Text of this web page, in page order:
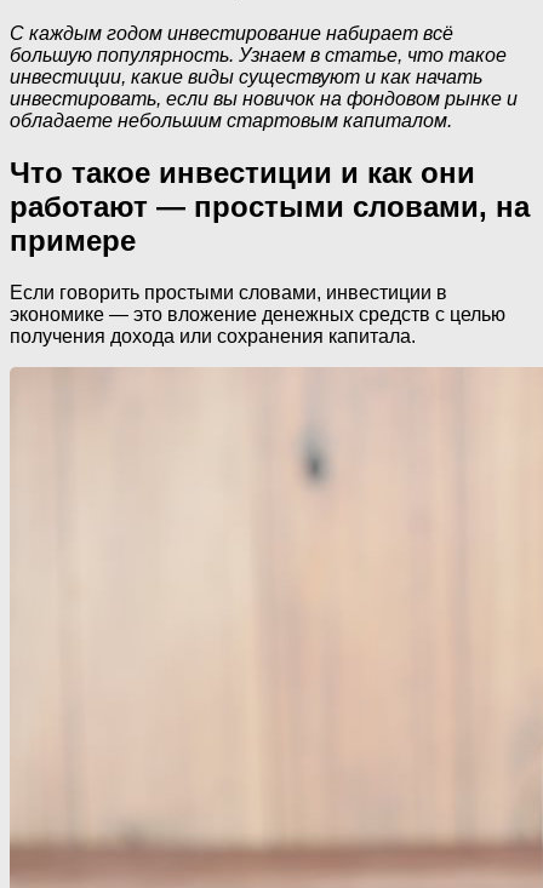
С каждым годом инвестирование набирает всё
большую популярность. Узнаем в статье, что такое
инвестиции, какие виды существуют и как начать
инвестировать, если вы новичок на фондовом рынке и
обладаете небольшим стартовым капиталом.
Что такое инвестиции и как они
работают — простыми словами, на
примере
Если говорить простыми словами, инвестиции в
экономике — это вложение денежных средств с целью
получения дохода или сохранения капитала.